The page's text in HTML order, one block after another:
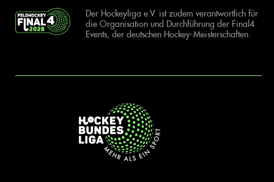
Der Hockeyliga e.V. ist zudem verantwortlich für
die Organisation und Durchführung der Final4
Events, der deutschen Hockey-Meisterschaften.